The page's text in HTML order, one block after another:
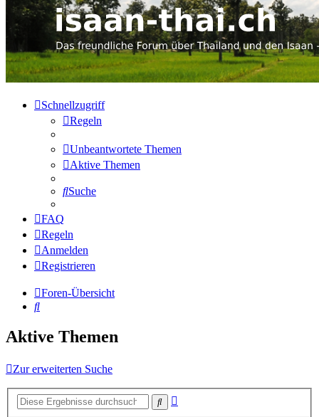
Schnellzugriff
Regeln
Unbeantwortete Themen
Aktive Themen
Suche
FAQ
Regeln
Anmelden
Registrieren
Foren-Übersicht
Suche
Aktive Themen
Zur erweiterten Suche
Suche